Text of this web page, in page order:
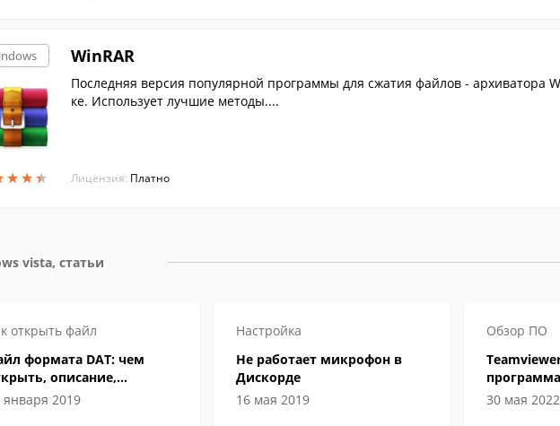
★★★
★★★
WinRAR
Последняя версия популярной программы для сжатия файлов - архиватора
ке. Использует лучшие методы....
Лицензия: Платно
vista, статьи
открыть файл
формата DAT: чем
описание,
января 2019
Настройка
Не работает микрофон в
Дискорде
16 мая 2019
Обзор ПО
программа
30 мая 2022